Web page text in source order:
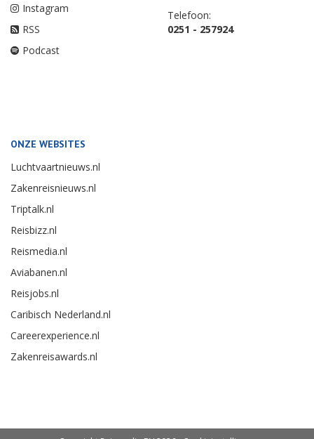
Instagram
RSS
Podcast
Telefoon:
0251 - 257924
ONZE WEBSITES
Luchtvaartnieuws.nl
Zakenreisnieuws.nl
Triptalk.nl
Reisbizz.nl
Reismedia.nl
Aviabanen.nl
Reisjobs.nl
Caribisch Nederland.nl
Careerexperience.nl
Zakenreisawards.nl